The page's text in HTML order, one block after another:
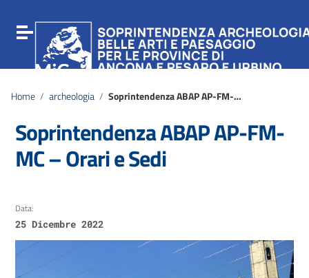
Vai al menu di navigazione
Vai al footer
Attiva / disattiva la navigazione
Home / archeologia / Soprintendenza ABAP AP-FM-MC – Orari e Sedi
Soprintendenza ABAP AP-FM-
MC – Orari e Sedi
Data:
25 Dicembre 2022